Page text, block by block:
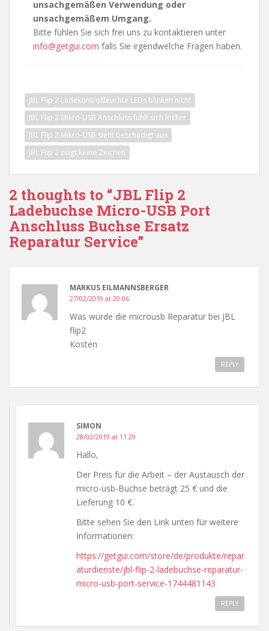
unsachgemäßen Verwendung oder
unsachgemäßem Umgang.
Bitte fühlen Sie sich frei uns zu kontaktieren unter
info@getgui.com falls Sie irgendwelche Fragen haben.
JBL Flip 2 Ladekontrollleuchte LEDs blinken nicht
JBL Flip 2 Mikro-USB Anschluss fühlt sich locker
JBL Flip 2 Mikro-USB sieht beschädigt aus
JBL Flip 2 zeigt keine Zeichen
2 thoughts to “JBL Flip 2
Ladebuchse Micro-USB Port
Anschluss Buchse Ersatz
Reparatur Service”
MARKUS EILMANNSBERGER
27/02/2019 at 20:06
Was würde die microusb Reparatur bei JBL
flip2
Kosten
REPLY
SIMON
28/02/2019 at 11:29
Hallo,
Der Preis für die Arbeit – der Austausch der
micro-usb-Buchse beträgt 25 € und die
Lieferung 10 €.
Bitte sehen Sie den Link unten für weitere
Informationen:
https://getgui.com/store/de/produkte/repar
aturdienste/jbl-flip-2-ladebuchse-reparatur-
micro-usb-port-service-1744481143
REPLY